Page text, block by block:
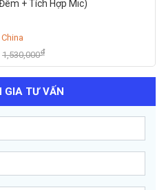
+ Tích Hợp Mic)
China
1,530,000₫
GIA TƯ VẤN